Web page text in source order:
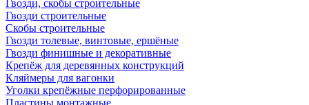
Гвозди, скобы строительные
Гвозди строительные
Скобы строительные
Гвозди толевые, винтовые, ершёные
Гвозди финишные и декоративные
Крепёж для деревянных конструкций
Кляймеры для вагонки
Уголки крепёжные перфорированные
Пластины монтажные